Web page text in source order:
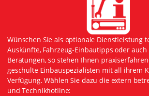
Wünschen Sie als optionale Dienstleistung
Auskünfte, Fahrzeug-Einbautipps oder
Beratungen, so stehen Ihnen
geschulte Einbauspezialisten mit all ihrem
Verfügung. Wählen Sie dazu die extern
und Technikhotline: